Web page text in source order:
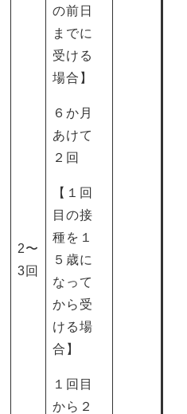
2〜
3回
の前日
までに
受ける
場合】
６か月
あけて
２回
【１回
目の接
種を１
５歳に
なって
から受
ける場
合】
１回目
から２